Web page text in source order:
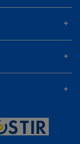
+
+
+